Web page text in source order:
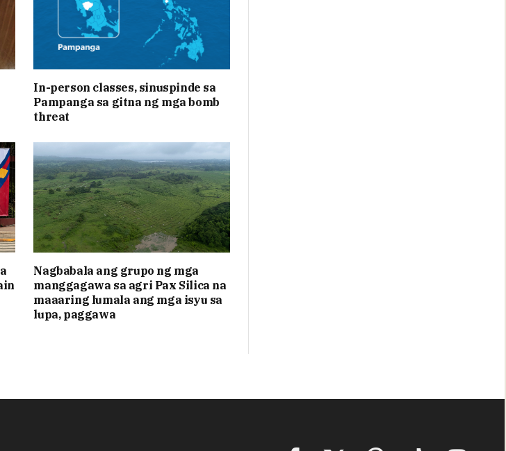
In-person classes, sinuspinde sa
Pampanga sa gitna ng mga bomb
threat
Nagbabala ang grupo ng mga
manggagawa sa agri Pax Silica na
maaaring lumala ang mga isyu sa
lupa, paggawa